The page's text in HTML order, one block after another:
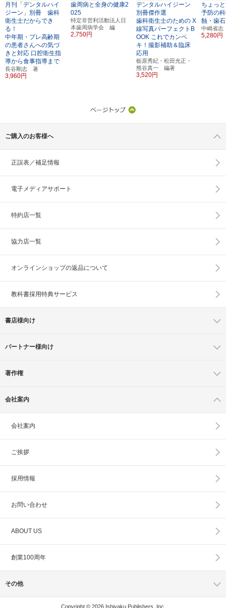
月刊「デンタルハイ
ジーン」別冊 歯科
衛生士だからでき
る！
中年期・プレ高齢期
の患者さんへの気づ
きと対応 口腔衛生指
導から食事指導まで
長谷剛志 著
3,960円
歯周病と全身の健康2
025
特定非営利活動法人日
本歯周病学会 編
2,750円
デンタルハイジーン
別冊傑作選
歯科衛生士のための X
線写真パーフェクトB
OOK これでカンペ
キ！撮影補助＆臨床
応用
栃原秀紀・松田光正・
熊谷真一 編著
3,520円
ちょっ
予防の
蝕・歯
中嶋省
5,280円
ご購入のお客様へ
正誤表／補足情報
電子メディアサポート
特約店一覧
協力店一覧
オンラインショップの返品について
教科書採用特典サービス
書店様向け
パートナー様向け
著作権
会社案内
会社案内
ご挨拶
採用情報
お問い合わせ
ABOUT US
創業100周年
その他
Copyright © 2026 Ishiyaku Publishers, Inc.